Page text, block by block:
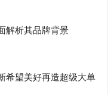
解析其品牌背景
希望美好再造超级大单